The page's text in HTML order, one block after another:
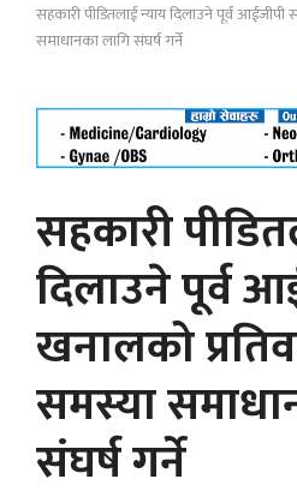
सहकारी पीडितलाई न्याय दिलाउने पूर्व आईजीपी
समाधानका लागि संघर्ष गर्ने
सहकारी
दिलाउने पूर्व
खनालको
समस्या
संघर्ष गर्ने